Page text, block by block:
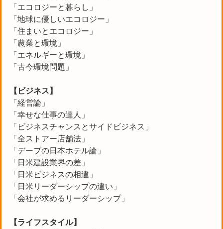
「エコロジーと暮らし」
「地球に優しいエコロジー」
「住まいとエコロジー」
「農業と環境」
「エネルギーと環境」
「古今環境問題」
【ビジネス】
「経営論」
「幸せな仕事の達人」
「ビジネスチャンスとサイドビジネス」
「全ストアー店舗法」
「デーブの日本ホテル論」
「日米建設業界の差」
「日米ビジネスの相違」
「日米リーダーシップの違い」
「会社が求めるリーダーシップ」
【ライフスタイル】